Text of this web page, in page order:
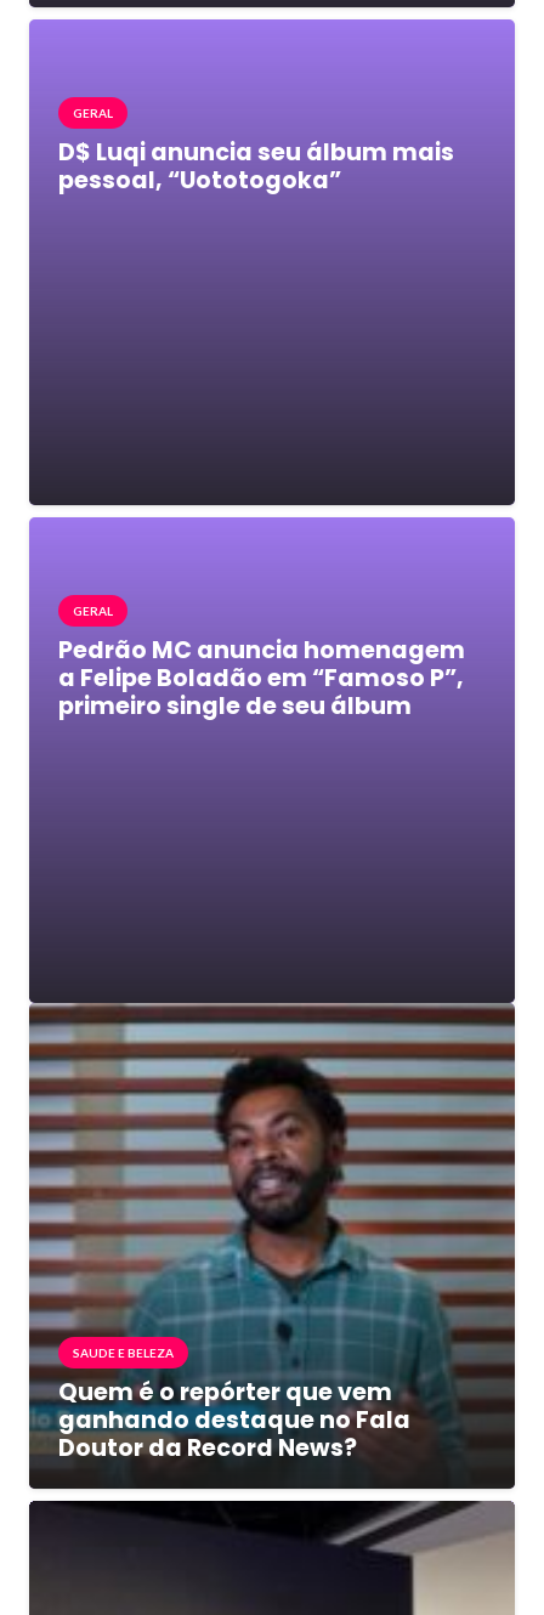
GERAL
D$ Luqi anuncia seu álbum mais
pessoal, “Uototogoka”
GERAL
Pedrão MC anuncia homenagem
a Felipe Boladão em “Famoso P”,
primeiro single de seu álbum
SAUDE E BELEZA
Quem é o repórter que vem
ganhando destaque no Fala
Doutor da Record News?